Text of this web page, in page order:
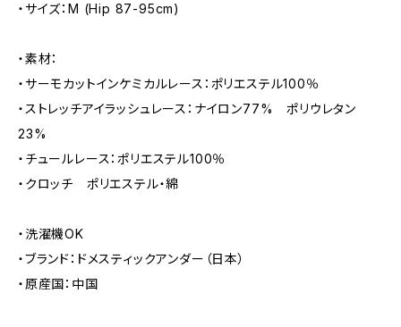
・サイズ：M (Hip 87-95cm)
・素材：
・サーモカットインケミカルレース：ポリエステル100％
・ストレッチアイラッシュレース：ナイロン77% ポリウレタン
23%
・チュールレース：ポリエステル100％
・クロッチ ポリエステル・綿
・洗濯機OK
・ブランド：ドメスティックアンダー（日本）
・原産国：中国